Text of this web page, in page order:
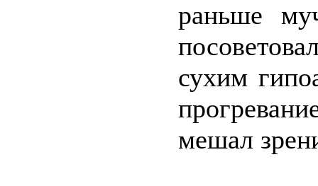
раньше
сухим
мешал